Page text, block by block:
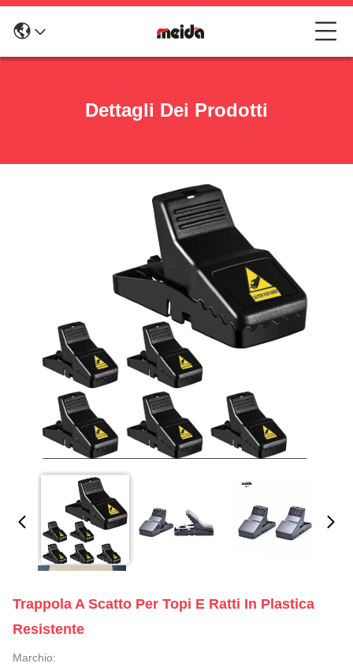
Dettagli Dei Prodotti
Trappola A Scatto Per Topi E Ratti In Plastica
Resistente
Marchio: